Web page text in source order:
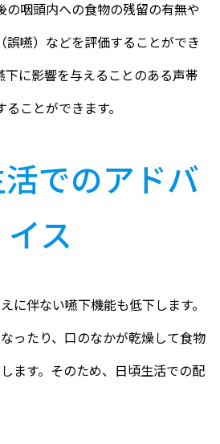
の咽頭内への食物の残留の有無や
誤嚥）などを評価することができ
下に影響を与えることのある声帯
ことができます。
でのアドバ
イス
に伴ない嚥下機能も低下します。
ったり、口のなかが乾燥して食物
ます。そのため、日頃生活での配